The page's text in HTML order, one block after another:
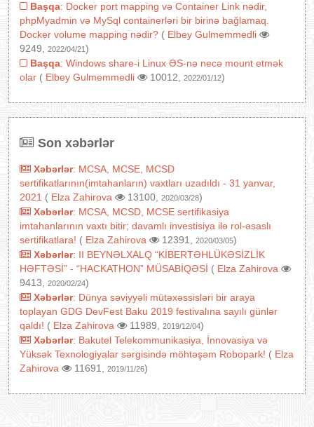
Başqa: Docker port mapping və Container Link nədir,
phpMyadmin və MySql containerləri bir birinə bağlamaq.
Docker volume mapping nədir? ( Elbey Gulmemmedli
9249,
2022/04/21)
Başqa: Windows share-i Linux ƏS-nə necə mount etmək
olar ( Elbey Gulmemmedli 10012, 2022/01/12)
Son xəbərlər
Xəbərlər: MCSA, MCSE, MCSD
sertifikatlarının(imtahanların) vaxtları uzadıldı - 31 yanvar,
2021 ( Elza Zahirova 13100, 2020/03/28)
Xəbərlər: MCSA, MCSD, MCSE sertifikasiya
imtahanlarının vaxtı bitir; davamlı investisiya ilə rol-əsaslı
sertifikatlara! ( Elza Zahirova 12391, 2020/03/05)
Xəbərlər: II BEYNƏLXALQ “KİBERTƏHLÜKƏSİZLİK
HƏFTƏSİ” - “HACKATHON” MÜSABİQƏSİ ( Elza Zahirova
9413,
2020/02/24)
Xəbərlər: Dünya səviyyəli mütəxəssisləri bir araya
toplayan GDG DevFest Baku 2019 festivalına sayılı günlər
qaldı! ( Elza Zahirova 11989, 2019/12/04)
Xəbərlər: Bakutel Telekommunikasiya, İnnovasiya və
Yüksək Texnologiyalar sərgisində möhtəşəm Robopark! ( Elza
Zahirova
11691, 2019/11/26)